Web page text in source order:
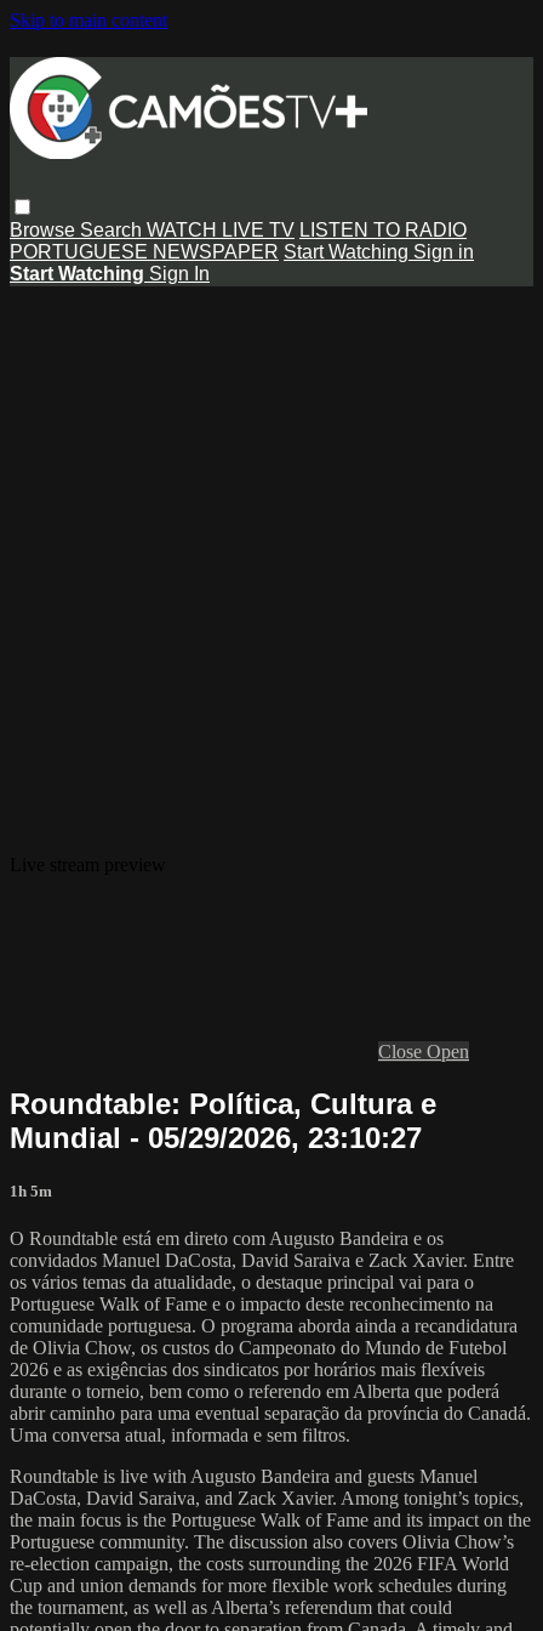
Skip to main content
Browse Search WATCH LIVE TV LISTEN TO RADIO
PORTUGUESE NEWSPAPER Start Watching Sign in
Start Watching Sign In
Close Open
Roundtable: Política, Cultura e
Mundial - 05/29/2026, 23:10:27
1h 5m
O Roundtable está em direto com Augusto Bandeira e os
convidados Manuel DaCosta, David Saraiva e Zack Xavier. Entre
os vários temas da atualidade, o destaque principal vai para o
Portuguese Walk of Fame e o impacto deste reconhecimento na
comunidade portuguesa. O programa aborda ainda a recandidatura
de Olivia Chow, os custos do Campeonato do Mundo de Futebol
2026 e as exigências dos sindicatos por horários mais flexíveis
durante o torneio, bem como o referendo em Alberta que poderá
abrir caminho para uma eventual separação da província do Canadá.
Uma conversa atual, informada e sem filtros.
Roundtable is live with Augusto Bandeira and guests Manuel
DaCosta, David Saraiva, and Zack Xavier. Among tonight’s topics,
the main focus is the Portuguese Walk of Fame and its impact on the
Portuguese community. The discussion also covers Olivia Chow’s
re-election campaign, the costs surrounding the 2026 FIFA World
Cup and union demands for more flexible work schedules during
the tournament, as well as Alberta’s referendum that could